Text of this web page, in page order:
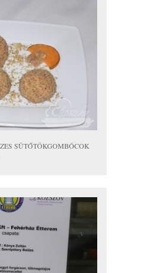
SÜTŐTÖKGOMBÓCOK